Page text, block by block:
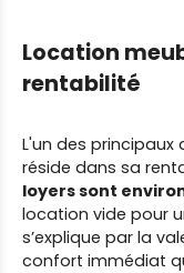
Location
rentabilité
L'un des
réside dans sa
loyers sont
location vide pour
s’explique par la
confort immédiat